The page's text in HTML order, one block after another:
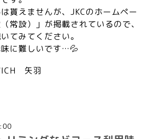
貰えませんが、JKCのホームペー
常設）」が掲載されているので、
てみてください。
に難しいです…💦
矢羽